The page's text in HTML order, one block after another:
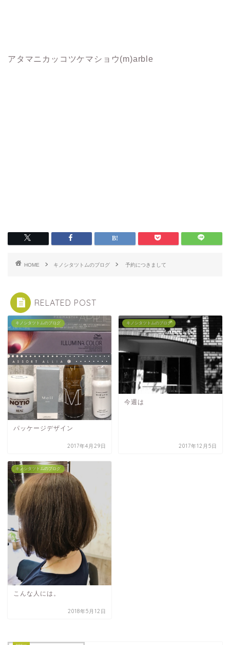
アタマニカッコツケマショウ(m)arble
HOME キノシタツトムのブログ 予約につきまして
RELATED POST
キノシタツトムのブログ
パッケージデザイン
2017年4月29日
キノシタツトムのブログ
今週は
2017年12月5日
キノシタツトムのブログ
こんな人には。
2018年5月12日